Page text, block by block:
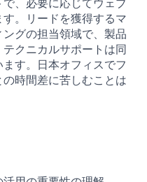
。リードを獲得するマ
グの担当領域で、製品
クニカルサポートは同
す。日本オフィスでフ
時間差に苦しむことは